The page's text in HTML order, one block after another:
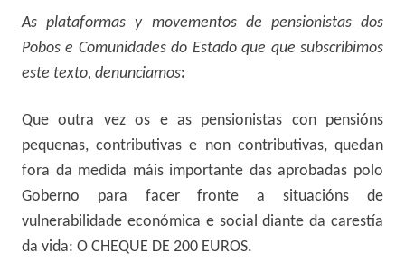
As plataformas y movementos de pensionistas dos
Pobos e Comunidades do Estado que que subscribimos
este texto, denunciamos:
Que outra vez os e as pensionistas con pensións
pequenas, contributivas e non contributivas, quedan
fora da medida máis importante das aprobadas polo
Goberno para facer fronte a situacións de
vulnerabilidade económica e social diante da carestía
da vida: O CHEQUE DE 200 EUROS.